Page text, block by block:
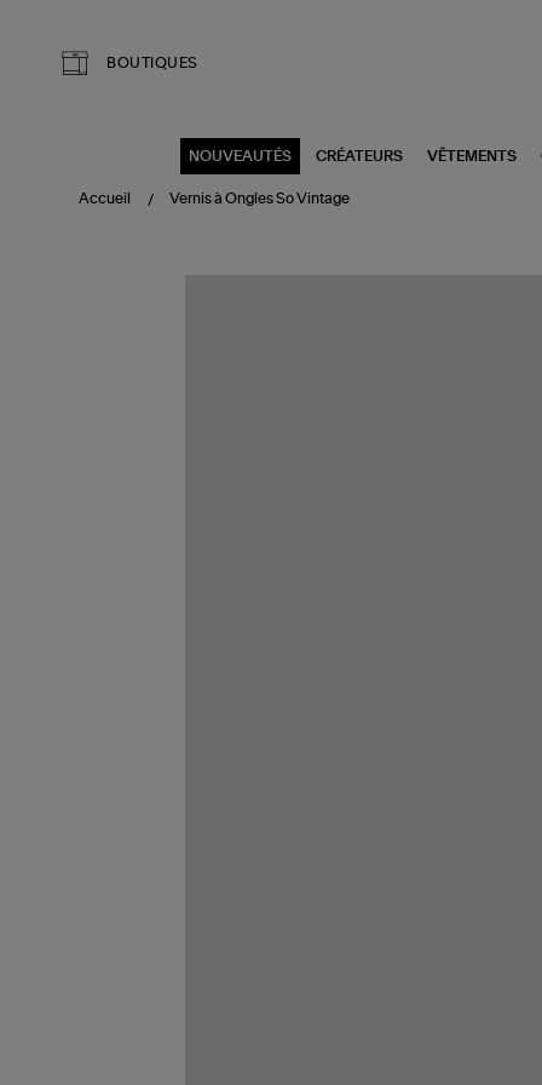
BOUTIQUES
NOUVEAUTÉS CRÉATEURS VÊTEMENTS
Accueil Vernis à Ongles So Vintage